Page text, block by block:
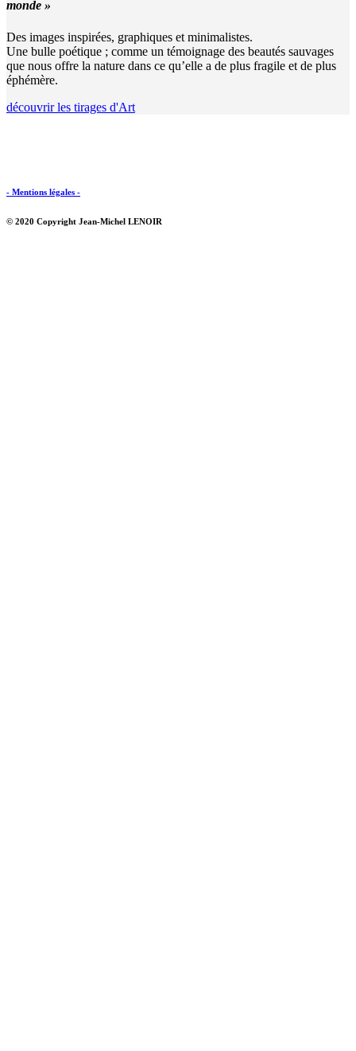
monde »
Des images inspirées, graphiques et minimalistes.
Une bulle poétique ; comme un témoignage des beautés sauvages
que nous offre la nature dans ce qu’elle a de plus fragile et de plus
éphémère.
découvrir les tirages d'Art
- Mentions légales -
© 2020 Copyright Jean-Michel LENOIR